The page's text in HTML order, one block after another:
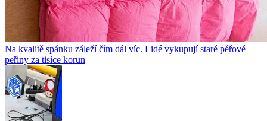
Na kvalitě spánku záleží čím dál víc. Lidé vykupují staré péřové
peřiny za tisíce korun